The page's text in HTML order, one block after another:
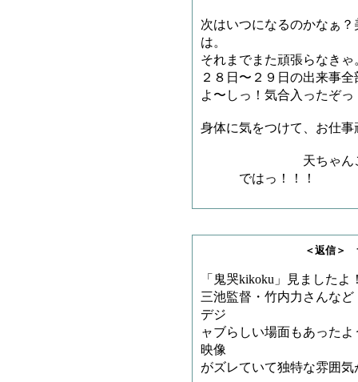
次はいつになるのかなぁ
は。
それまでまた頑張らなき
２８日〜２９日の出来事
よ〜しっ！気合入ったぞ
身体に気をつけて、お仕
天ちゃんこと、
ではっ！！！
＜返信＞ サメチャ
「鬼哭kikoku」見ましたよ
三池監督・竹内力さんな
デジ
ャブらしい場面もあった
映像
がズレていて独特な雰囲